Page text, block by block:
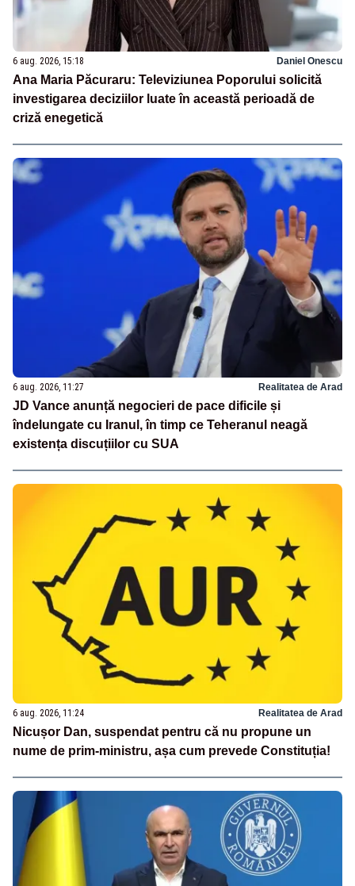
6 aug. 2026, 15:18 Daniel Onescu
Ana Maria Păcuraru: Televiziunea Poporului solicită
investigarea deciziilor luate în această perioadă de
criză enegetică
6 aug. 2026, 11:27 Realitatea de Arad
JD Vance anunță negocieri de pace dificile și
îndelungate cu Iranul, în timp ce Teheranul neagă
existența discuțiilor cu SUA
6 aug. 2026, 11:24 Realitatea de Arad
Nicușor Dan, suspendat pentru că nu propune un
nume de prim-ministru, așa cum prevede Constituția!